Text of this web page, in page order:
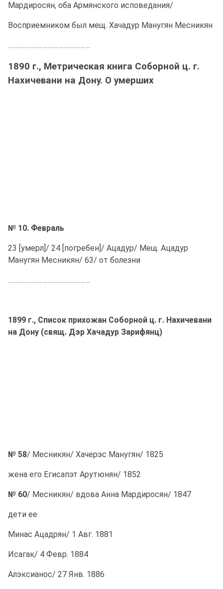
Мардиросян, оба Армянского исповедания/
Восприемником был мещ. Хачадур Манугян Месникян
……….……….……….……….……….
1890 г., Метрическая книга Соборной ц. г.
Нахичевани на Дону. О умерших
№ 10. Февраль
23 [умерл]/ 24 [погребен]/ Ацадур/ Мещ. Ацадур
Манугян Месникян/ 63/ от болезни
……….……….……….……….……….
1899 г., Список прихожан Соборной ц. г. Нахичевани
на Дону (свящ. Дэр Хачадур Зарифянц)
№ 58/ Месникян/ Хачерэс Манугян/ 1825
жена его Егисапэт Арутюнян/ 1852
№ 60/ Месникян/ вдова Анна Мардиросян/ 1847
дети ее
Минас Ацадрян/ 1 Авг. 1881
Исагак/ 4 Февр. 1884
Алэксианос/ 27 Янв. 1886